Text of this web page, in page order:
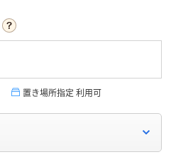
置き場所指定 利用可